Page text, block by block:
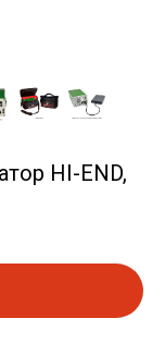
HI-END,